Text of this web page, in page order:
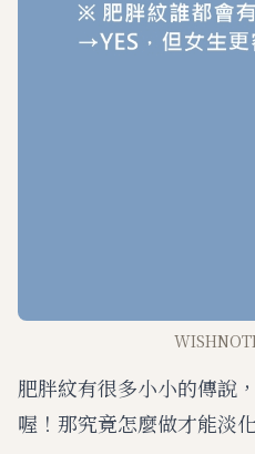
肥胖紋有很多小小的傳說
喔！那究竟怎麼做才能淡